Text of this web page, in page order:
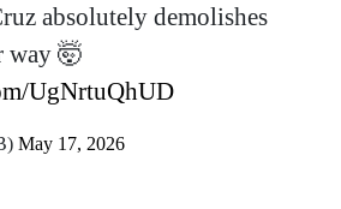
absolutely demolishes
way 🤯
UgNrtuQhUD
May 17, 2026